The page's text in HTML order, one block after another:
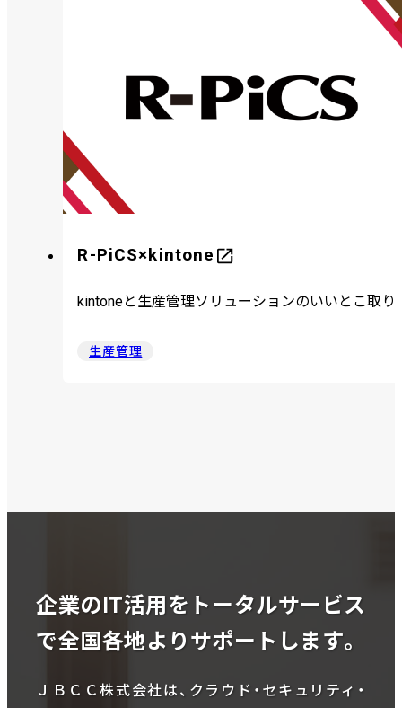
R-PiCS×kintone
kintoneと生産管理ソリューションのいいとこ取り
生産管理
企業のIT活用をトータルサービス
で全国各地よりサポートします。
ＪＢＣＣ株式会社は、クラウド・セキュリティ・